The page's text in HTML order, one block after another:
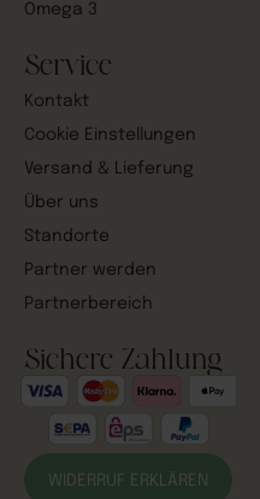
Omega 3
Service
Kontakt
Cookie Einstellungen
Versand & Lieferung
Über uns
Standorte
Partner werden
Partnerbereich
Sichere Zahlung
WIDERRUF ERKLÄREN